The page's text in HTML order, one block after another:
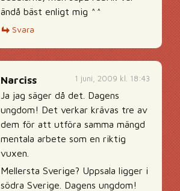
ändå bäst enligt mig ^^
Svara
1 juni, 2009 kl. 18:43
Narciss
Ja jag säger då det. Dagens
ungdom! Det verkar krävas tre av
dem för att utföra samma mängd
mentala arbete som en riktig
vuxen.
Mellersta Sverige? Uppsala ligger i
södra Sverige. Dagens ungdom!